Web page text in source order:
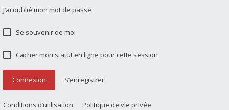
J’ai oublié mon mot de passe
Se souvenir de moi
Cacher mon statut en ligne pour cette session
Connexion S’enregistrer
Conditions d’utilisation Politique de vie privée